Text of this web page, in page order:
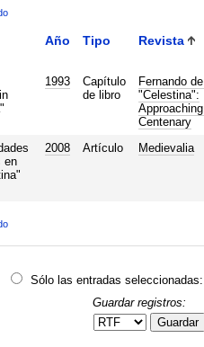
Año Tipo Revista
1993
Capítulo
de libro
Fernando
"Celestina":
Centenary
en
2008 Artículo Medievalia
Sólo las entradas seleccionadas:
Guardar registros:
Guardar